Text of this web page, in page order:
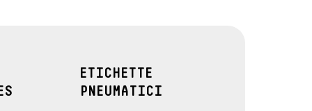
ETICHETTE
PNEUMATICI